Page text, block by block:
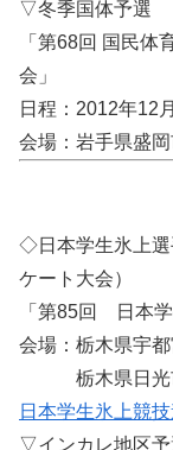
▽冬季国体予選
「第68回 国民
会」
日程：2012年12
会場：岩手県盛
◇日本学生氷上選
ケート大会）
「第85回 日本学
会場：栃木県宇都
栃木県日光
日本学生氷上競
▽インカレ地区予